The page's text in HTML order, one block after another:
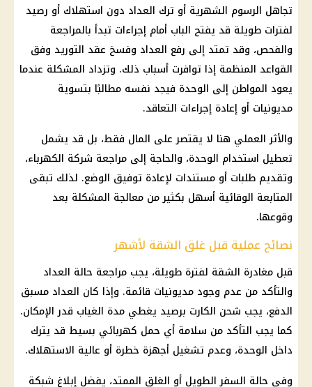
تجاهل الرسوم الشهرية أو ترك العداد دون استهلاك أو رصيد
لفترات طويلة قد يفتح الباب أمام إجراءات تبدأ بالمراجعة
والفحص، وقد تمتد إلى رفع العداد وفسخ عقد التوريد وفق
القواعد المنظمة إذا توافرت أسباب ذلك. وتزداد المشكلة عندما
يعود المواطن إلى الوحدة فيجد نفسه مطالبًا بتسوية
مديونيات أو إعادة إجراءات التعاقد.
والأثر العملي هنا لا يقتصر على المال فقط، بل قد يشمل
تعطيل استخدام الوحدة، والحاجة إلى مراجعة شركة الكهرباء،
وتقديم طلبات أو مستندات لإعادة توفيق الوضع. لذلك تبقى
المتابعة الوقائية أسهل بكثير من معالجة المشكلة بعد
وقوعها.
نصائح عملية قبل غلق الشقة لأشهر
قبل مغادرة الشقة لفترة طويلة، يجب مراجعة حالة العداد
والتأكد من عدم وجود مديونيات قائمة. وإذا كان العداد مسبق
الدفع، يجب شحن الكارت برصيد يغطي مدة الغياب قدر الإمكان.
كما يجب التأكد من سلامة أي حمل كهربائي بسيط قد يترك
داخل الوحدة، وعدم تشغيل أجهزة خطرة أو عالية الاستهلاك.
وفي حالة السفر الطويل أو الغلق الممتد، يفضل إبلاغ شبكة